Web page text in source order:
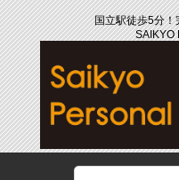
国立駅徒歩5分
SAIKYO